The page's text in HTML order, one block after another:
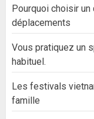
Pourquoi choisir
déplacements
Vous pratiquez un
habituel.
Les festivals
famille